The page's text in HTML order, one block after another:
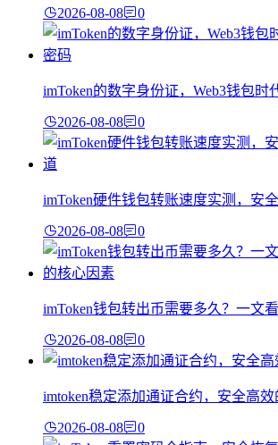
2026-08-08 0
imToken的数字身份证，Web3钱包时
2026-08-08 0
imToken硬件钱包转账速度实测，安
2026-08-08 0
imToken钱包转出币需要多久？一文
2026-08-08 0
imtoken稳定添加通证合约，安全高
2026-08-08 0